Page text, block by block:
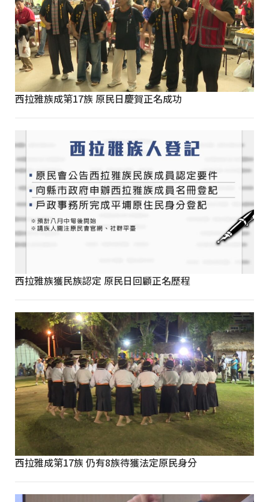
西拉雅族成第17族 原民日慶賀正名成功
西拉雅族獲民族認定 原民日回顧正名歷程
西拉雅成第17族 仍有8族待獲法定原民身分